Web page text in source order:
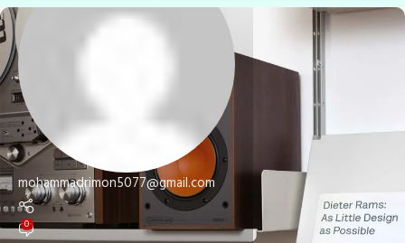
mohammadrimon5077@gmail.com
0